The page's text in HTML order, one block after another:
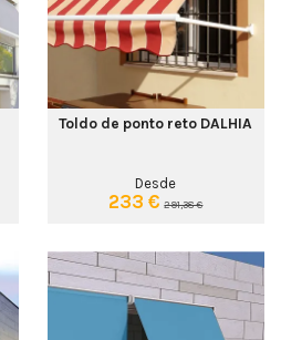
Toldo de ponto reto DALHIA
Desde
233 € 291,38 €